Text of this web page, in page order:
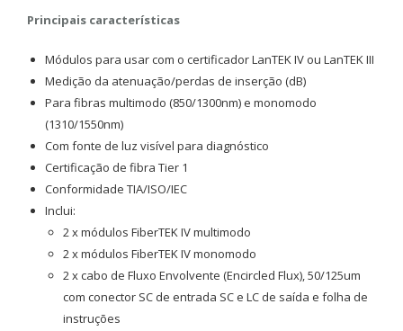
Principais características
Módulos para usar com o certificador LanTEK IV ou LanTEK III
Medição da atenuação/perdas de inserção (dB)
Para fibras multimodo (850/1300nm) e monomodo
(1310/1550nm)
Com fonte de luz visível para diagnóstico
Certificação de fibra Tier 1
Conformidade TIA/ISO/IEC
Inclui:
2 x módulos FiberTEK IV multimodo
2 x módulos FiberTEK IV monomodo
2 x cabo de Fluxo Envolvente (Encircled Flux), 50/125um
com conector SC de entrada SC e LC de saída e folha de
instruções